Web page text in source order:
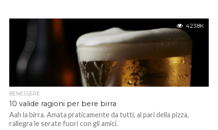
423.8K
BENESSERE
10 valide ragioni per bere birra
Aah la birra. Amata praticamente da tutti, al pari della pizza,
rallegra le serate fuori con gli amici.